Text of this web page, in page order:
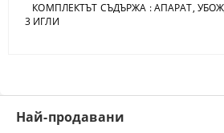
КОМПЛЕКТЪТ СЪДЪРЖА : АПАРАТ,
3 ИГЛИ
Най-продавани